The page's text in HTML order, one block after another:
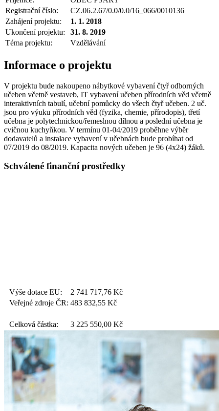
Registrační číslo:
CZ.06.2.67/0.0/0.0/16_066/0010136
Zahájení projektu:
1. 1. 2018
Ukončení projektu:
31. 8. 2019
Téma projektu:
Vzdělávání
Informace o projektu
V projektu bude nakoupeno nábytkové vybavení čtyř odborných
učeben včetně vestaveb, IT vybavení učeben přírodních věd včetně
interaktivních tabulí, učební pomůcky do všech čtyř učeben. 2 uč.
jsou pro výuku přírodních věd (fyzika, chemie, přírodopis), třetí
učebna je polytechnickou/řemeslnou dílnou a poslední učebna je
cvičnou kuchyňkou. V termínu 01-04/2019 proběhne výběr
dodavatelů a instalace vybavení v učebnách bude probíhat od
07/2019 do 08/2019. Kapacita nových učeben je 96 (4x24) žáků.
Schválené finanční prostředky
Výše dotace EU: 2 741 717,76 Kč
Veřejné zdroje ČR: 483 832,55 Kč
Celková částka: 3 225 550,00 Kč